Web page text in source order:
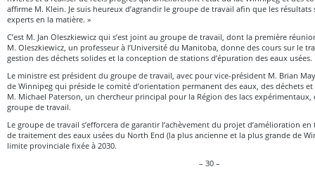
affirme M. Klein. Je suis heureux d’agrandir le groupe de travail afin que les résultats
experts en la matière. »
C’est M. Jan Oleszkiewicz qui s’est joint au groupe de travail, dont la première
M. Oleszkiewicz, un professeur à l’Université du Manitoba, donne des cours sur le
gestion des déchets solides et la conception de stations d’épuration des eaux usées.
Le ministre est président du groupe de travail, avec pour vice-président M. Brian
de Winnipeg qui préside le comité d’orientation permanent des eaux, des déchets
M. Michael Paterson, un chercheur principal pour la Région des lacs expérimentaux,
groupe de travail.
Le groupe de travail s’efforcera de garantir l’achèvement du projet d’amélioration
de traitement des eaux usées du North End (la plus ancienne et la plus grande de
limite provinciale fixée à 2030.
– 30 –